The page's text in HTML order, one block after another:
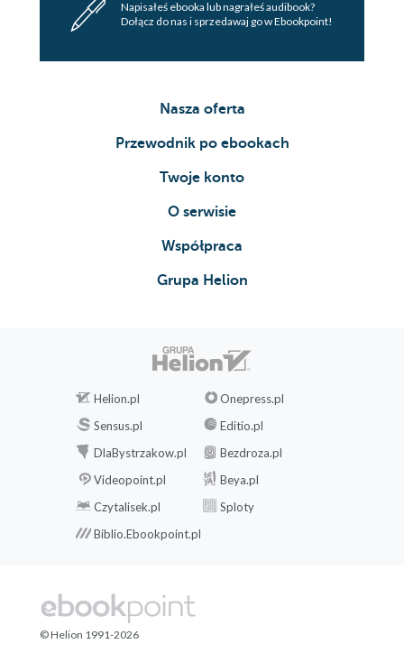
Napisałeś ebooka lub nagrałeś audibook?
Dołącz do nas i sprzedawaj go w Ebookpoint!
Nasza oferta
Przewodnik po ebookach
Twoje konto
O serwisie
Współpraca
Grupa Helion
Helion.pl
Onepress.pl
Sensus.pl
Editio.pl
DlaBystrzakow.pl
Bezdroza.pl
Videopoint.pl
Beya.pl
Czytalisek.pl
Sploty
Biblio.Ebookpoint.pl
© Helion 1991-2026